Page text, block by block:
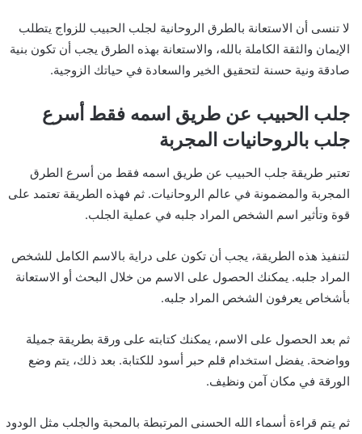
لا تنسى أن الاستعانة بالطرق الروحانية لجلب الحبيب للزواج يتطلب
الإيمان والثقة الكاملة بالله، والاستعانة بهذه الطرق يجب أن تكون بنية
صادقة ونية حسنة لتحقيق الخير والسعادة في حياتك الزوجية.
جلب الحبيب عن طريق اسمه فقط أسرع
جلب بالروحانيات المجربة
تعتبر طريقة جلب الحبيب عن طريق اسمه فقط من أسرع الطرق
المجربة والمضمونة في عالم الروحانيات. ثم فهذه الطريقة تعتمد على
قوة وتأثير اسم الشخص المراد جلبه في عملية الجلب.
لتنفيذ هذه الطريقة، يجب أن تكون على دراية بالاسم الكامل للشخص
المراد جلبه. يمكنك الحصول على الاسم من خلال البحث أو الاستعانة
بأشخاص يعرفون الشخص المراد جلبه.
ثم بعد الحصول على الاسم، يمكنك كتابته على ورقة بطريقة جميلة
وواضحة. يفضل استخدام قلم حبر أسود للكتابة. بعد ذلك، يتم وضع
الورقة في مكان آمن ونظيف.
ثم يتم قراءة أسماء الله الحسنى المرتبطة بالمحبة والجلب مثل الودود